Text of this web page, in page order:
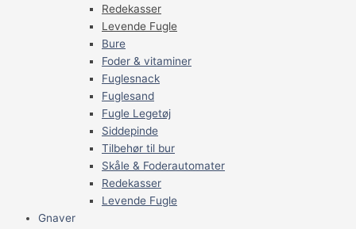
Redekasser
Levende Fugle
Bure
Foder & vitaminer
Fuglesnack
Fuglesand
Fugle Legetøj
Siddepinde
Tilbehør til bur
Skåle & Foderautomater
Redekasser
Levende Fugle
Gnaver